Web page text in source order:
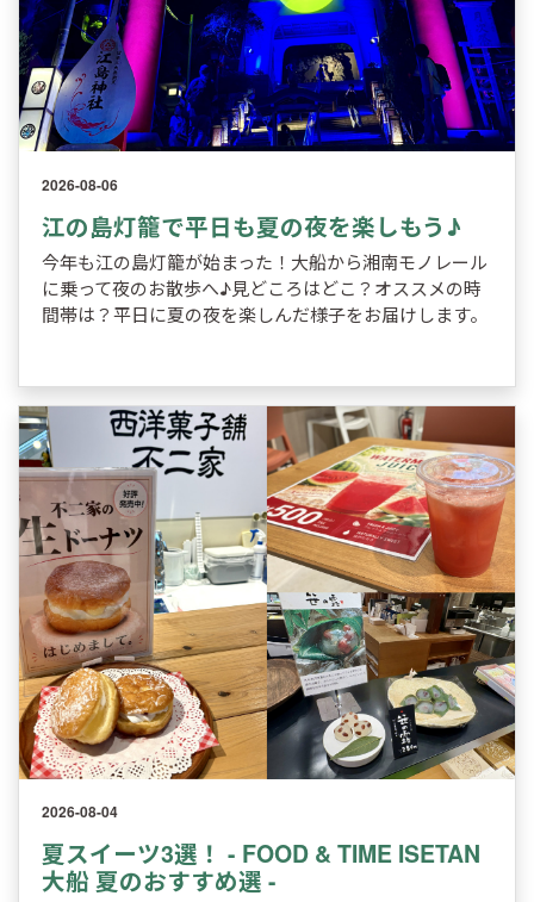
2026-08-06
江の島灯籠で平日も夏の夜を楽しもう♪
今年も江の島灯籠が始まった！大船から湘南モノレール
に乗って夜のお散歩へ♪見どころはどこ？オススメの時
間帯は？平日に夏の夜を楽しんだ様子をお届けします。
2026-08-04
夏スイーツ3選！ - FOOD & TIME ISETAN
大船 夏のおすすめ選 -